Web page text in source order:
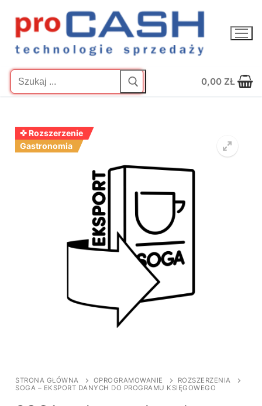
treści
0,00 ZŁ
✜ Rozszerzenie
Gastronomia
STRONA GŁÓWNA OPROGRAMOWANIE
ROZSZERZENIA
SOGA – EKSPORT DANYCH DO PROGRAMU KSIĘGOWEGO